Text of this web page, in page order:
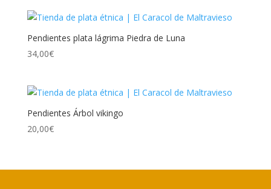
Pendientes plata lágrima Piedra de Luna
34,00€
Pendientes Árbol vikingo
20,00€